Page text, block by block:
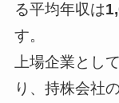
る平均年収は
す。
上場企業とし
り、持株会社